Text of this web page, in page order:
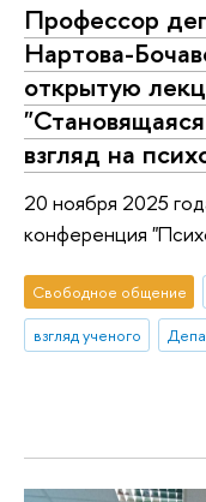
Профессор
Нартова-
открытую
взгляд на
20 ноября 2025
конференция
Свободное общение
взгляд ученого